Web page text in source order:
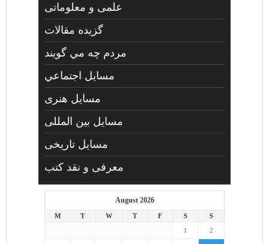
علمی و معلوماتی
گزیده مقالات
مردم چه مي گويند
مسايل اجتماعي
مسايل هنری
مسایل بین المللی
مسایل تاریخی
معرفی و نقد کتب
August 2026
M T W T F S
S
1
2